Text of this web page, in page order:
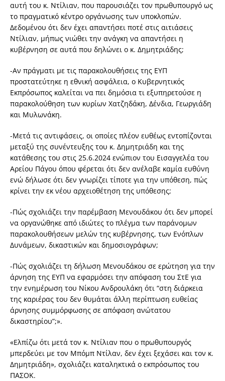
αυτή του κ. Ντίλιαν, που παρουσιάζει τον πρωθυπουργό ως
το πραγματικό κέντρο οργάνωσης των υποκλοπών.
Δεδομένου ότι δεν έχει απαντήσει ποτέ στις αιτιάσεις
Ντίλιαν, μήπως νιώθει την ανάγκη να απαντήσει η
κυβέρνηση σε αυτά που δηλώνει ο κ. Δημητριάδης;
-Αν πράγματι με τις παρακολουθήσεις της ΕΥΠ
προστατεύτηκε η εθνική ασφάλεια, ο Κυβερνητικός
Εκπρόσωπος καλείται να πει δημόσια τι εξυπηρετούσε η
παρακολούθηση των κυρίων Χατζηδάκη, Δένδια, Γεωργιάδη
και Μυλωνάκη.
-Μετά τις αντιφάσεις, οι οποίες πλέον ευθέως εντοπίζονται
μεταξύ της συνέντευξης του κ. Δημητριάδη και της
κατάθεσης του στις 25.6.2024 ενώπιον του Εισαγγελέα του
Αρείου Πάγου όπου φέρεται ότι δεν ανέλαβε καμία ευθύνη
ενώ δήλωσε ότι δεν γνωρίζει τίποτε για την υπόθεση, πώς
κρίνει την εκ νέου αρχειοθέτηση της υπόθεσης;
-Πώς σχολιάζει την παρέμβαση Μενουδάκου ότι δεν μπορεί
να οργανώθηκε από ιδιώτες το πλέγμα των παράνομων
παρακολουθήσεων μελών της κυβέρνησης, των Ενόπλων
Δυνάμεων, δικαστικών και δημοσιογράφων;
-Πώς σχολιάζει τη δήλωση Μενουδάκου σε ερώτηση για την
άρνηση της ΕΥΠ να εφαρμόσει την απόφαση του ΣτΕ για
την ενημέρωση του Νίκου Ανδρουλάκη ότι “στη διάρκεια
της καριέρας του δεν θυμάται άλλη περίπτωση ευθείας
άρνησης συμμόρφωσης σε απόφαση ανώτατου
δικαστηρίου”;».
«Ελπίζω ότι μετά τον κ. Ντίλιαν που ο πρωθυπουργός
μπερδεύει με τον Μπόμπ Ντίλαν, δεν έχει ξεχάσει και τον κ.
Δημητριάδη», σχολιάζει καταληκτικά ο εκπρόσωπος του
ΠΑΣΟΚ.